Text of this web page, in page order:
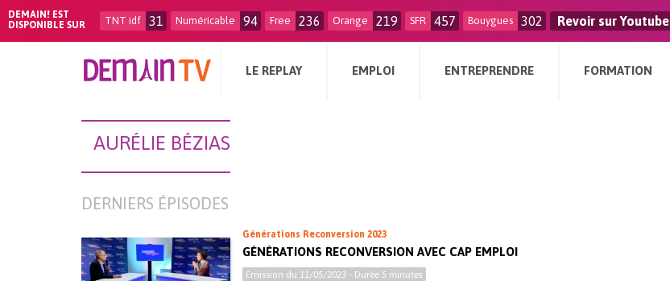
DEMAIN! EST
DISPONIBLE SUR
TNT idf 31 Numéricable 94 Free 236 Orange 219 SFR 457 Bouygues 302 Revoir sur Youtube
LE REPLAY EMPLOI ENTREPRENDRE FORMATION
AURÉLIE BÉZIAS
DERNIERS ÉPISODES
Générations Reconversion 2023
GÉNÉRATIONS RECONVERSION AVEC CAP EMPLOI
Emission du11/05/2023 - Durée 5 minutes